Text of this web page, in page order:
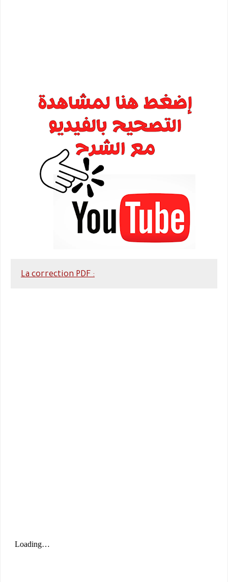
La correction PDF :